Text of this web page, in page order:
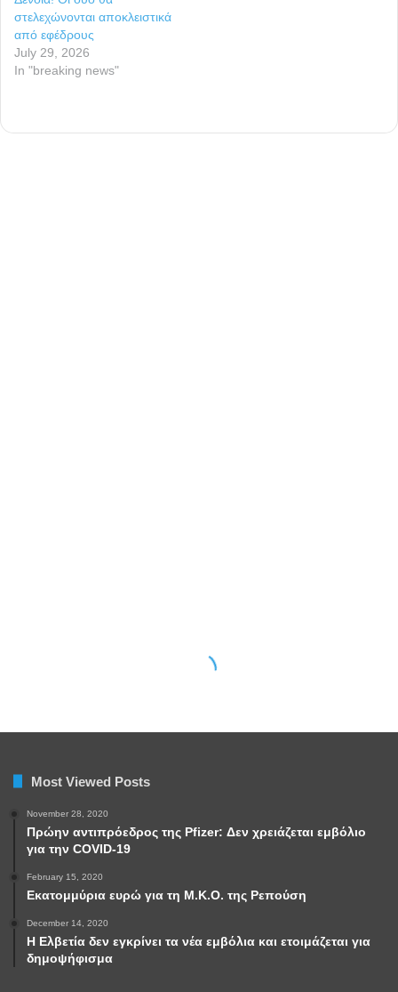
Most Viewed Posts
November 28, 2020
Πρώην αντιπρόεδρος της Pfizer: Δεν χρειάζεται εμβόλιο
για την COVID-19
February 15, 2020
Εκατομμύρια ευρώ για τη Μ.Κ.Ο. της Ρεπούση
December 14, 2020
Η Ελβετία δεν εγκρίνει τα νέα εμβόλια και ετοιμάζεται για
δημοψήφισμα